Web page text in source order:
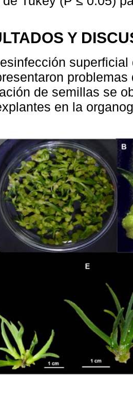
Y
de semillas se
en la